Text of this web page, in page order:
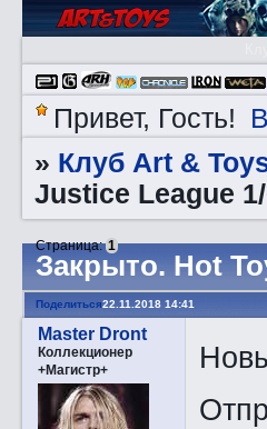
Привет, Гость!
» Клуб Art &
Justice League
Закрытo. Hot
Страница:1
Поделиться22.11.2018 14:41
Master Dront
Коллекционер
+Магистр+